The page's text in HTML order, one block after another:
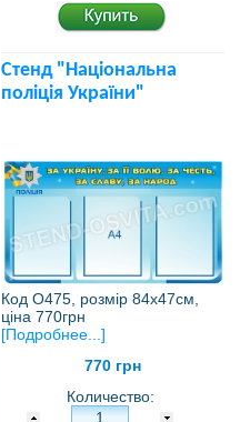
Стенд "Національна
поліція України"
Код О475, розмір 84х47см,
ціна 770грн
[Подробнее...]
770 грн
Количество: